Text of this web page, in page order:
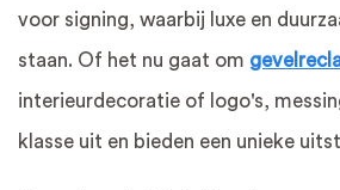
voor signing, waarbij luxe en
staan. Of het nu gaat om
interieurdecoratie of logo's,
klasse uit en bieden een unieke